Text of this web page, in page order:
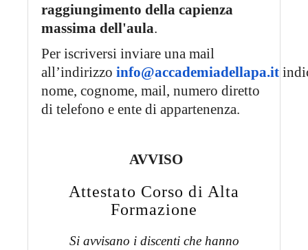
raggiungimento della capienza
massima dell'aula.
Per iscriversi inviare una mail
all’indirizzo info@accademiadellapa.it
nome, cognome, mail, numero diretto
di telefono e ente di appartenenza.
AVVISO
Attestato Corso di Alta
Formazione
Si avvisano i discenti che hanno